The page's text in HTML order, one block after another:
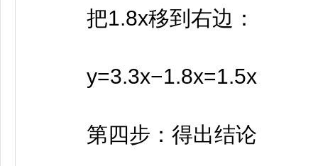
把1.8x移到右边：
y=3.3x−1.8x=1.5x
第四步：得出结论